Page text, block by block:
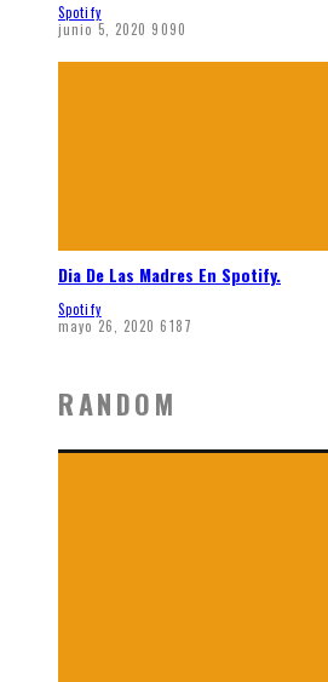
Spotify
junio 5, 2020 9090
Dia De Las Madres En Spotify.
Spotify
mayo 26, 2020 6187
RANDOM